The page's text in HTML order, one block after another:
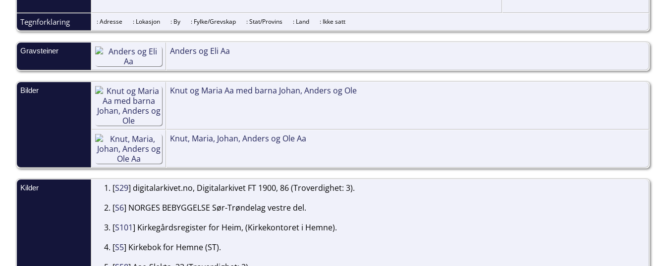
Tegnforklaring : Adresse : Lokasjon : By : Fylke/Grevskap : Stat/Provins : Land : Ikke satt
Gravsteiner Anders og Eli Aa
Bilder Knut og Maria Aa med barna Johan, Anders og Ole
Knut, Maria, Johan, Anders og Ole Aa
Kilder [S29] digitalarkivet.no, Digitalarkivet FT 1900, 86 (Troverdighet: 3).
[S6] NORGES BEBYGGELSE Sør-Trøndelag vestre del.
[S101] Kirkegårdsregister for Heim, (Kirkekontoret i Hemne).
[S5] Kirkebok for Hemne (ST).